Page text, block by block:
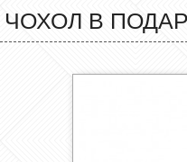
ЧОХОЛ В